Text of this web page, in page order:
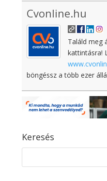
Cvonline.hu
Találd meg
kattintásra!
böngéssz a több ezer
Keresés